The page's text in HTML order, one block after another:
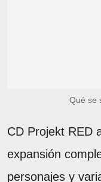
Qué se
CD Projekt RED
expansión
personajes y